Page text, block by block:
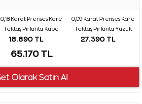
0,18 Karat Prenses Kare
Tektaş Pırlanta Küpe
18.890 TL
0,09 Karat Prenses Kare
Tektaş Pırlanta Yüzük
27.390 TL
65.170 TL